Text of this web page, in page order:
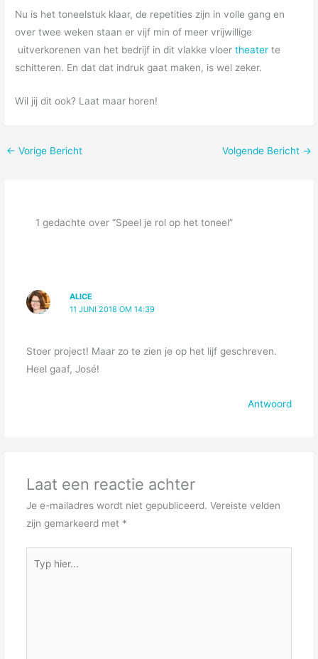
Nu is het toneelstuk klaar, de repetities zijn in volle gang en
over twee weken staan er vijf min of meer vrijwillige
uitverkorenen van het bedrijf in dit vlakke vloertheater te
schitteren. En dat dat indruk gaat maken, is wel zeker.
Wil jij dit ook? Laat maar horen!
← Vorige Bericht Volgende Bericht →
1 gedachte over “Speel je rol op het toneel”
ALICE
11 JUNI 2018 OM 14:39
Stoer project! Maar zo te zien je op het lijf geschreven.
Heel gaaf, José!
Antwoord
Laat een reactie achter
Je e-mailadres wordt niet gepubliceerd. Vereiste velden
zijn gemarkeerd met *
hier...